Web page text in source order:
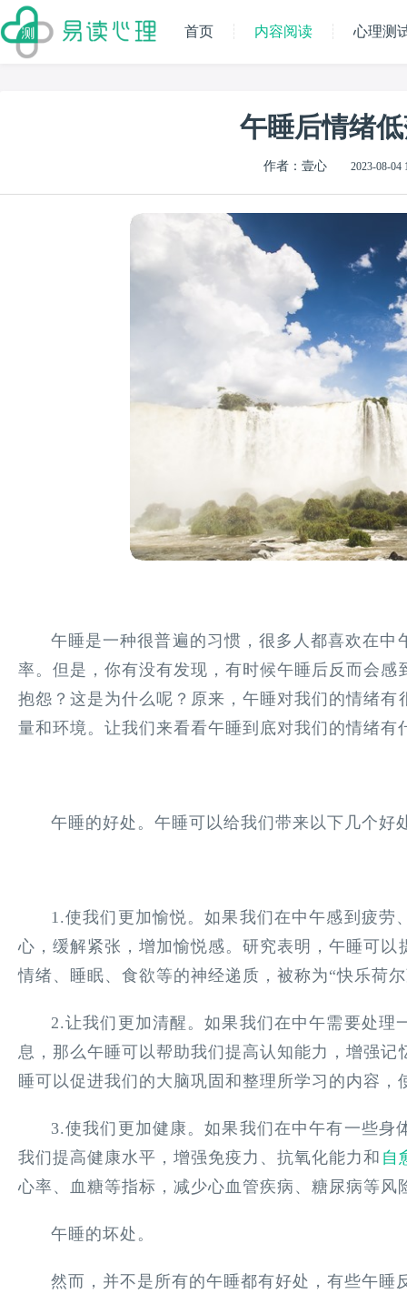
首页 内容阅读 心理测
午睡后情绪
作者：壹心 2023-08-04
午睡是一种很普遍的习惯，很多人都喜欢在
率。但是，你有没有发现，有时候午睡后反而会
抱怨？这是为什么呢？原来，午睡对我们的情绪
量和环境。让我们来看看午睡到底对我们的情绪有
午睡的好处。午睡可以给我们带来以下几个好
1.使我们更加愉悦。如果我们在中午感到疲
心，缓解紧张，增加愉悦感。研究表明，午睡可
情绪、睡眠、食欲等的神经递质，被称为“快乐荷
2.让我们更加清醒。如果我们在中午需要处
息，那么午睡可以帮助我们提高认知能力，增强
睡可以促进我们的大脑巩固和整理所学习的内容，
3.使我们更加健康。如果我们在中午有一些
我们提高健康水平，增强免疫力、抗氧化能力和 自
心率、血糖等指标，减少心血管疾病、糖尿病等风
午睡的坏处。
然而，并不是所有的午睡都有好处，有些午睡